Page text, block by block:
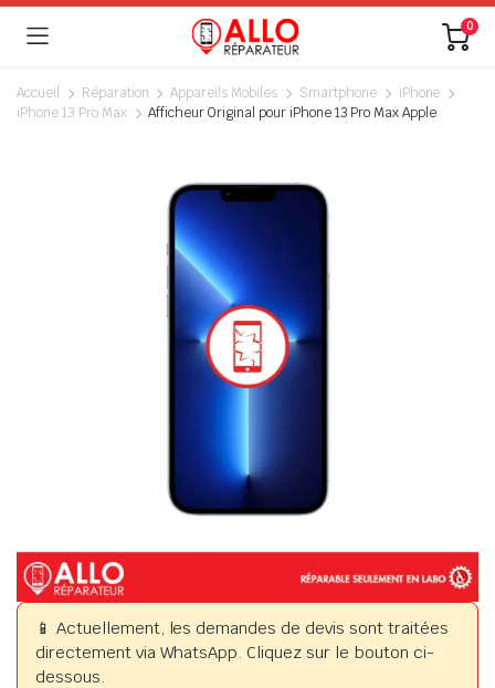
0
Accueil Réparation Appareils Mobiles Smartphone
iPhone
iPhone 13 Pro Max
Afficheur Original pour iPhone 13 Pro Max Apple
📱 Actuellement, les demandes de devis sont traitées
directement via WhatsApp. Cliquez sur le bouton ci-
dessous.